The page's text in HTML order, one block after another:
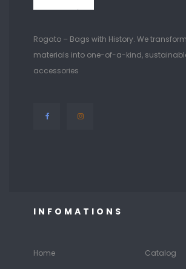
Rogato – Bags with History. We
materials into one-of-a-kind,
accessories
INFOMATIONS
Home Catalog